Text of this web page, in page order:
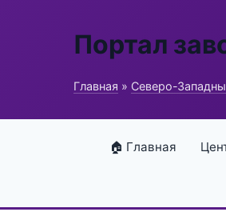
Портал
Главная » Северо-
🏠 Главная